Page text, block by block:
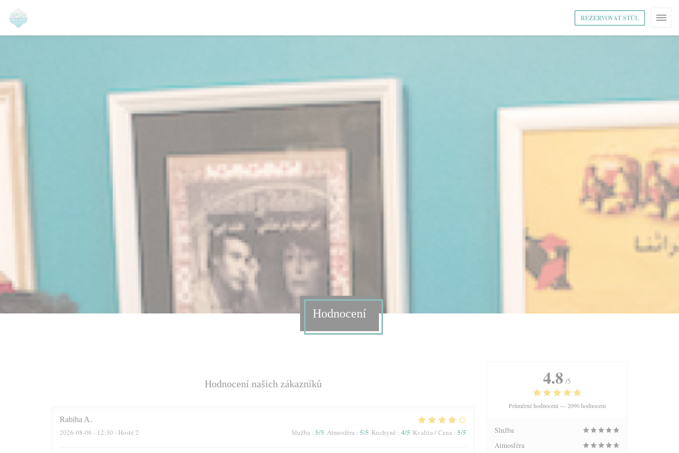
REZERVOVAT STŮL
Hodnocení
Hodnocení našich zákazníků
Rabiha A
2026-08-06 - 12:30 - Hosté 2 Služba : 5/5 Atmosféra : 5/5 Kuchyně : 4/5 Kvalita / Cena : 5/5
4.8 /5
Průměrné hodnocení —2090 hodnoceni
Služba
Atmosféra